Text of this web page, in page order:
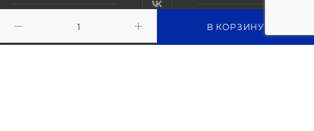
В КОРЗИНУ